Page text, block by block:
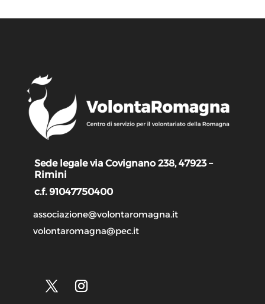
Sede legale via Covignano 238, 47923 –
Rimini
c.f. 91047750400
associazione@volontaromagna.it
volontaromagna@pec.it